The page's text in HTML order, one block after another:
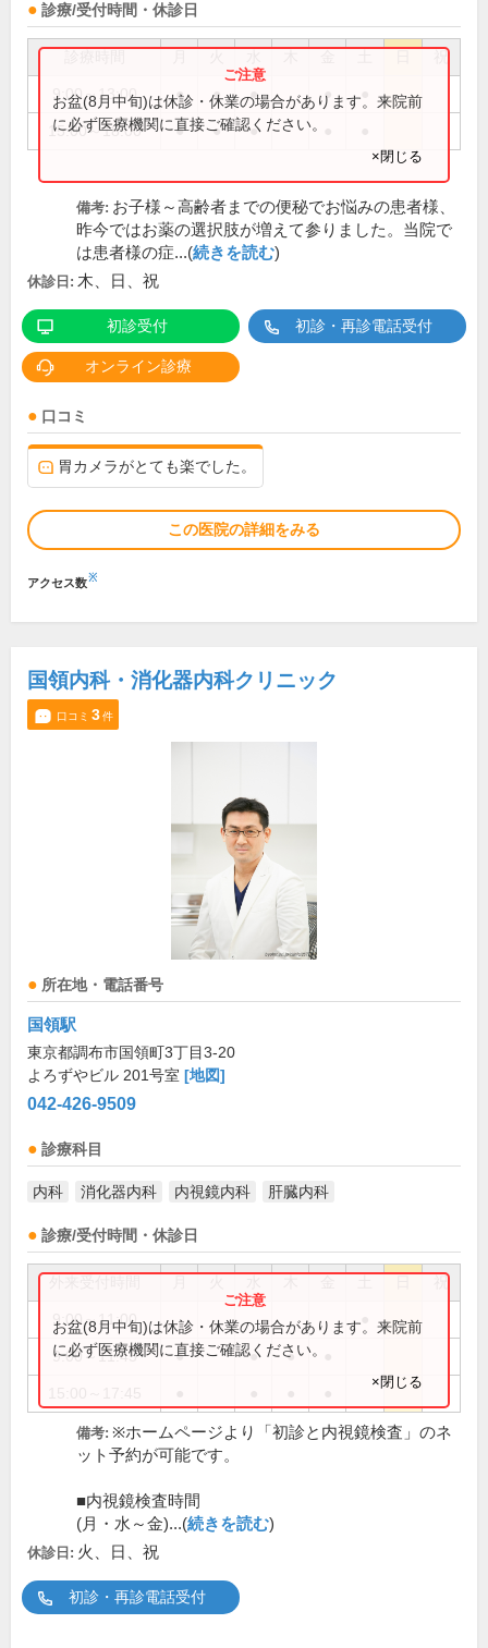
診療/受付時間・休診日
祝
9:00～13:00 ● ● ● ●
15:00～18:00 ● ● ●
お盆(8月中旬)は休診・休業の場合があります。来院前
に必ず医療機関に直接ご確認ください。
×閉じる
備考: お子様～高齢者までの便秘でお悩みの患者様、
昨今ではお薬の選択肢が増えて参りました。当院で
は患者様の症...(続きを読む)
休診日: 木、日、祝
初診受付 初診・再診電話受付
オンライン診療
口コミ
胃カメラがとても楽でした。
この医院の詳細をみる
アクセス数※
国領内科・消化器内科クリニック
口コミ 3件
所在地・電話番号
国領駅
東京都調布市国領町3丁目3-20
よろずやビル 201号室 [地図]
042-426-9509
診療科目
内科 消化器内科 内視鏡内科 肝臓内科
診療/受付時間・休診日
祝
9:00～11:00
9:00～11:45 ● ● ●
お盆(8月中旬)は休診・休業の場合があります。来院前
に必ず医療機関に直接ご確認ください。
×閉じる
備考: ※ホームページより「初診と内視鏡検査」のネ
ット予約が可能です。
■内視鏡検査時間
(月・水～金)...(続きを読む)
休診日: 火、日、祝
初診・再診電話受付